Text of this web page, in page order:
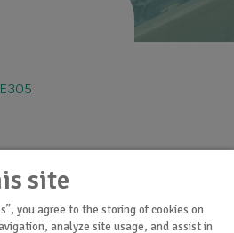
site
you agree to the storing of cookies on
analyze site usage, and assist in